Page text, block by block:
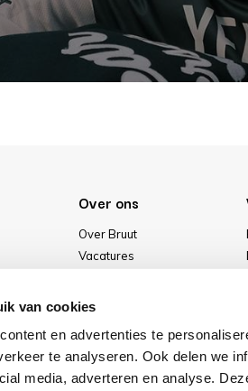
van cookies
en advertenties te
te analyseren. Ook delen we
media, adverteren en analyse.
Over ons
Over Bruut
Vacatures
Onze winkel